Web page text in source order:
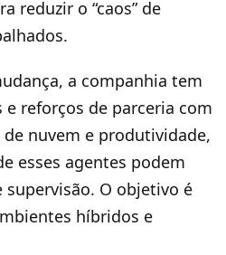
reduzir o “caos” de
a companhia tem
reforços de parceria com
nuvem e produtividade,
esses agentes podem
O objetivo é
híbridos e